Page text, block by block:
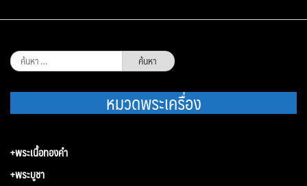
ค้นหา
สำหรับ:
หมวดพระเครื่อง
+พระเนื้อทองคำ
+พระบูชา